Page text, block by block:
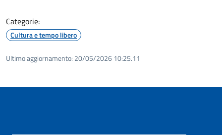
Categorie:
Cultura e tempo libero
Ultimo aggiornamento: 20/05/2026 10:25.11